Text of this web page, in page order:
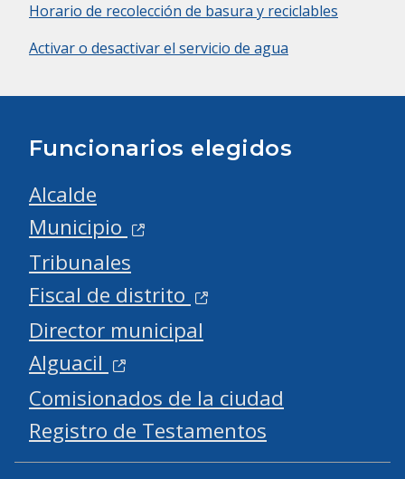
Horario de recolección de basura y reciclables
Activar o desactivar el servicio de agua
Funcionarios elegidos
Alcalde
Municipio
Tribunales
Fiscal de distrito
Director municipal
Alguacil
Comisionados de la ciudad
Registro de Testamentos